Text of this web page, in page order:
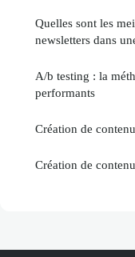
Quelles sont les
newsletters dans
A/b testing : la
performants
Création de
Création de